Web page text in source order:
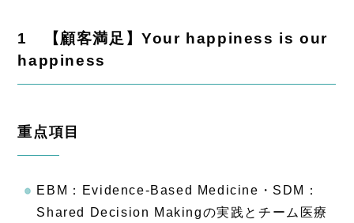
1 【顧客満足】Your happiness is our
happiness
重点項目
EBM：Evidence-Based Medicine・SDM：
Shared Decision Makingの実践とチーム医療